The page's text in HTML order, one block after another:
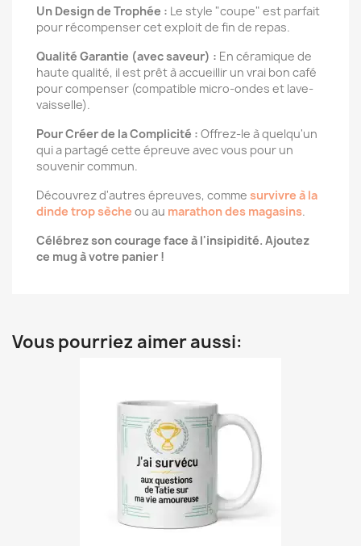
Un Design de Trophée : Le style "coupe" est parfait
pour récompenser cet exploit de fin de repas.
Qualité Garantie (avec saveur) : En céramique de
haute qualité, il est prêt à accueillir un vrai bon café
pour compenser (compatible micro-ondes et lave-
vaisselle).
Pour Créer de la Complicité : Offrez-le à quelqu'un
qui a partagé cette épreuve avec vous pour un
souvenir commun.
Découvrez d'autres épreuves, comme survivre à la
dinde trop sèche ou au marathon des magasins.
Célébrez son courage face à l'insipidité. Ajoutez
ce mug à votre panier !
Vous pourriez aimer aussi: